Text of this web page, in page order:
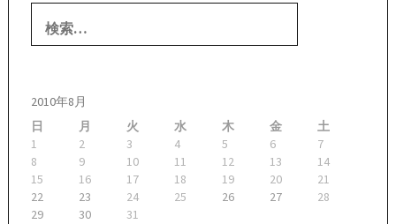
索:
2010年8月
日
月 火 水 木 金
土
1
2 3 4 5 6
7
8
9 10 11 12 13
14
15
16 17 18 19 20
21
22
23 24 25 26 27
28
29
30 31